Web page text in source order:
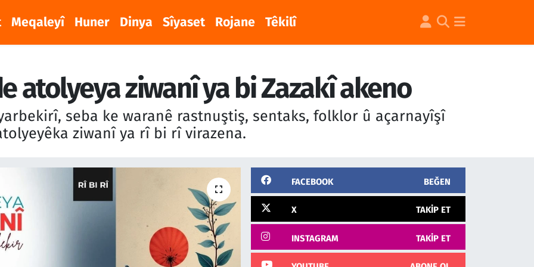
Meqaleyî Huner Dinya Sîyaset Rojane Têkilî
atolyeya ziwanî ya bi Zazakî akeno
seba ke waranê rastnuştiş, sentaks, folklor û açarnayîşî
ziwanî ya rî bi rî virazena.
FACEBOOK BEĞEN
X TAKIP ET
INSTAGRAM TAKIP ET